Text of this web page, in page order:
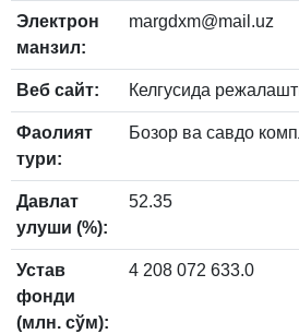
Электрон
манзил:
margdxm@mail.uz
Веб сайт: Келгусида
Фаолият
тури:
Бозор ва савдо
Давлат
улуши (%):
52.35
Устав
фонди
(млн. сўм):
4 208 072 633.0